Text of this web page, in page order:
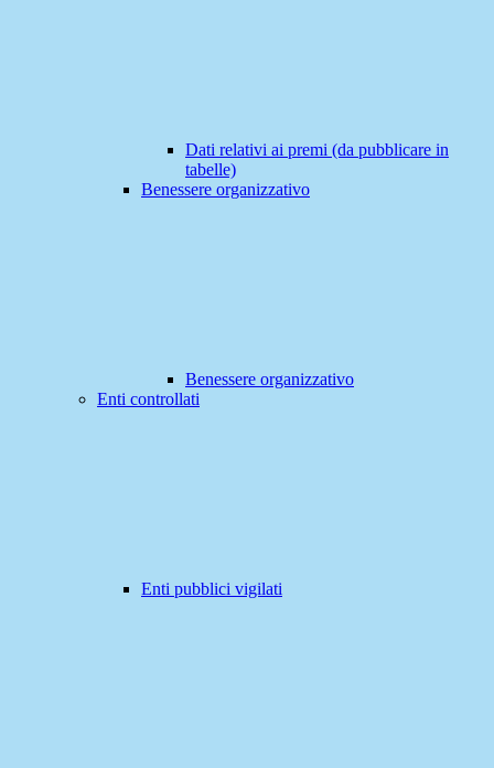
Dati relativi ai premi (da pubblicare in
tabelle)
Benessere organizzativo
Benessere organizzativo
Enti controllati
Enti pubblici vigilati